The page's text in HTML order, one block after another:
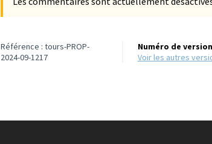
Référence : tours-PROP-
2024-09-1217
Numéro de
voir les autres